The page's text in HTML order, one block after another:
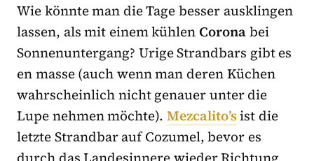
Wie könnte man die Tage besser ausklingen
lassen, als mit einem kühlenCoronabei
Sonnenuntergang? Urige Strandbars gibt es
en masse (auch wenn man deren Küchen
wahrscheinlich nicht genauer unter die
Lupe nehmen möchte). Mezcalito’sist die
letzte Strandbar auf Cozumel, bevor es
durch das Landesinnere wieder Richtung